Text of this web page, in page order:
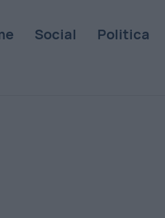
Social Politica